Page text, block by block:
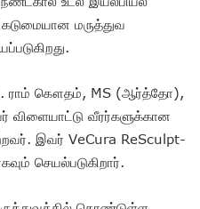
மருத்துவ
ராம் கௌதம், MS (ஆர்த்தோ),
விளையாட்டு வீரர்களுக்கான
இவர் VeCura ReSculpt-
செயல்படுகிறார்.